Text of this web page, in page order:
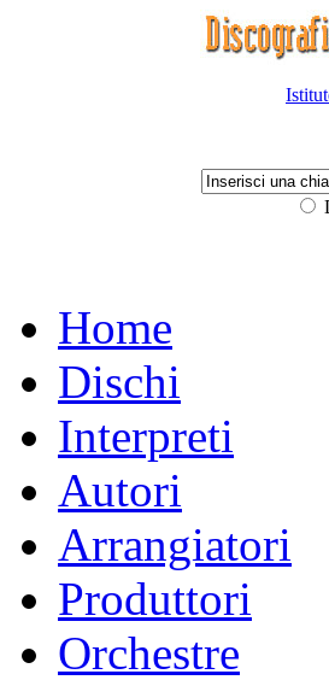
Home
Dischi
Interpreti
Autori
Arrangiatori
Produttori
Orchestre